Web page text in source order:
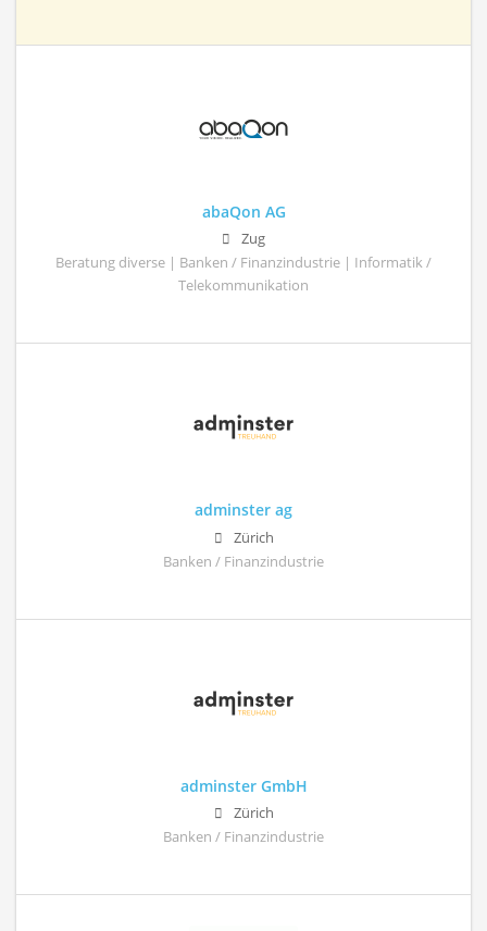
abaQon AG
Zug
Beratung diverse | Banken / Finanzindustrie | Informatik /
Telekommunikation
adminster ag
Zürich
Banken / Finanzindustrie
adminster GmbH
Zürich
Banken / Finanzindustrie